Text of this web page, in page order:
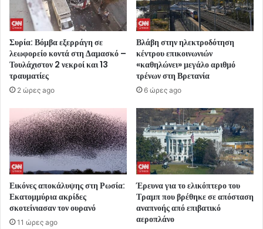
Συρία: Βόμβα εξερράγη σε
λεωφορείο κοντά στη Δαμασκό –
Τουλάχιστον 2 νεκροί και 13
τραυματίες
2 ώρες ago
Βλάβη στην ηλεκτροδότηση
κέντρου επικοινωνιών
«καθηλώνει» μεγάλο αριθμό
τρένων στη Βρετανία
6 ώρες ago
Εικόνες αποκάλυψης στη Ρωσία:
Εκατομμύρια ακρίδες
σκοτείνιασαν τον ουρανό
11 ώρες ago
Έρευνα για το ελικόπτερο του
Τραμπ που βρέθηκε σε απόσταση
αναπνοής από επιβατικό
αεροπλάνο